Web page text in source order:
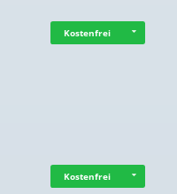
Kostenfrei
Kostenfrei